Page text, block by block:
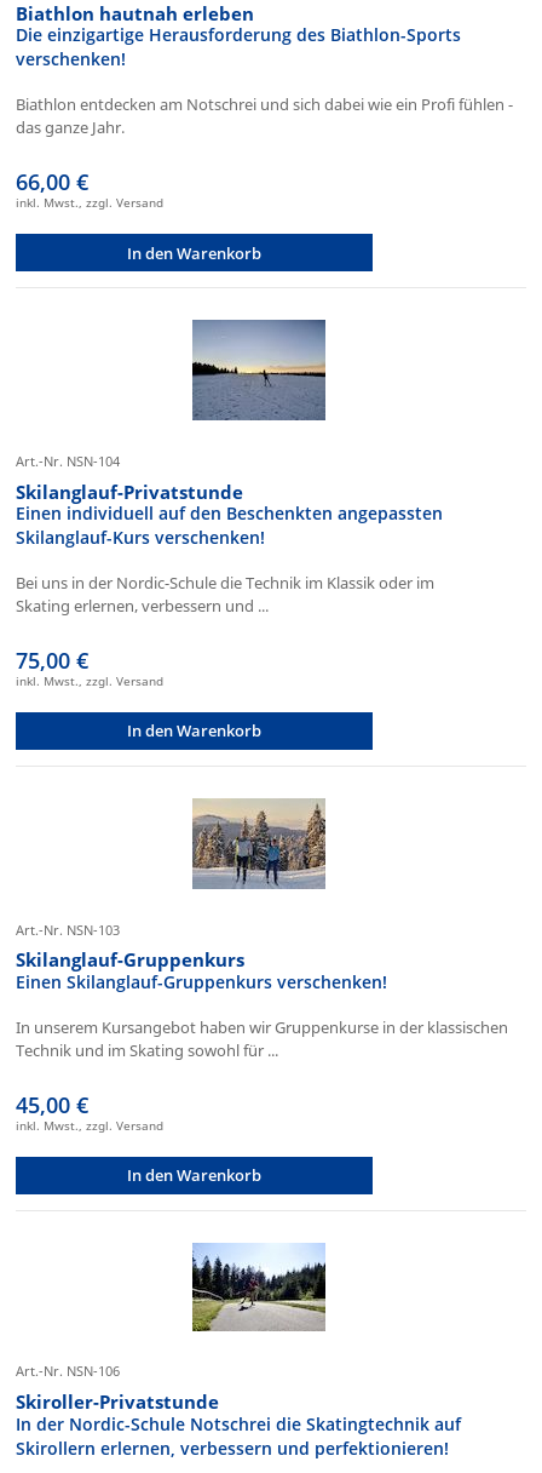
Biathlon hautnah erleben
Die einzigartige Herausforderung des Biathlon-Sports
verschenken!
Biathlon entdecken am Notschrei und sich dabei wie ein Profi fühlen -
das ganze Jahr.
66,00 €
inkl. Mwst., zzgl. Versand
In den Warenkorb
Art.-Nr. NSN-104
Skilanglauf-Privatstunde
Einen individuell auf den Beschenkten angepassten
Skilanglauf-Kurs verschenken!
Bei uns in der Nordic-Schule die Technik im Klassik oder im
Skating erlernen, verbessern und ...
75,00 €
inkl. Mwst., zzgl. Versand
In den Warenkorb
Art.-Nr. NSN-103
Skilanglauf-Gruppenkurs
Einen Skilanglauf-Gruppenkurs verschenken!
In unserem Kursangebot haben wir Gruppenkurse in der klassischen
Technik und im Skating sowohl für ...
45,00 €
inkl. Mwst., zzgl. Versand
In den Warenkorb
Art.-Nr. NSN-106
Skiroller-Privatstunde
In der Nordic-Schule Notschrei die Skatingtechnik auf
Skirollern erlernen, verbessern und perfektionieren!